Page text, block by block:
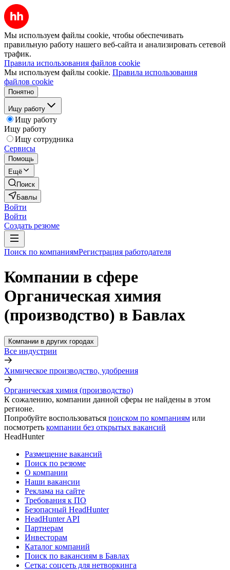
Мы используем файлы cookie, чтобы обеспечивать
правильную работу нашего веб-сайта и анализировать сетевой
трафик.
Правила использования файлов cookie
Мы используем файлы cookie. Правила использования
файлов cookie
Понятно
Ищу работу
Ищу работу
Ищу работу
Ищу сотрудника
Сервисы
Помощь
Ещё
Поиск
Бавлы
Войти
Войти
Создать резюме
Поиск по компаниямРегистрация работодателя
Компании в сфере
Органическая химия
(производство) в Бавлах
Компании в других городах
Все индустрии
Химическое производство, удобрения
Органическая химия (производство)
К сожалению, компании данной сферы не найдены в этом
регионе.
Попробуйте воспользоваться поиском по компаниям или
посмотреть компании без открытых вакансий
HeadHunter
Размещение вакансий
Поиск по резюме
О компании
Наши вакансии
Реклама на сайте
Требования к ПО
Безопасный HeadHunter
HeadHunter API
Партнерам
Инвесторам
Каталог компаний
Поиск по вакансиям в Бавлах
Сетка: соцсеть для нетворкинга